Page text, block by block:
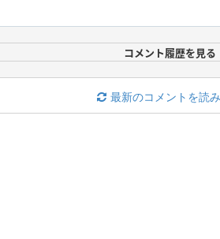
コメント履歴を見る
最新のコメントを読